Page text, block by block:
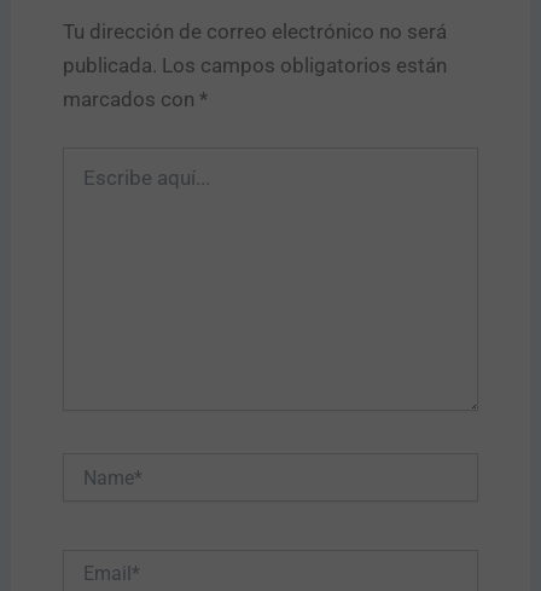
Tu dirección de correo electrónico no será
publicada. Los campos obligatorios están
marcados con *
aquí...